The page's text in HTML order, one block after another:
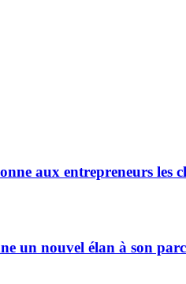
aux entrepreneurs les
un nouvel élan à son